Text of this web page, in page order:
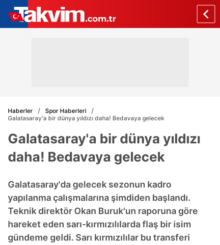
Haberler
Spor Haberleri
Galatasaray'a bir dünya yıldızı daha! Bedavaya gelecek
Galatasaray'a bir dünya yıldızı
daha! Bedavaya gelecek
Galatasaray'da gelecek sezonun kadro
yapılanma çalışmalarına şimdiden başlandı.
Teknik direktör Okan Buruk'un raporuna göre
hareket eden sarı-kırmızılılarda flaş bir isim
gündeme geldi. Sarı kırmızılılar bu transferi